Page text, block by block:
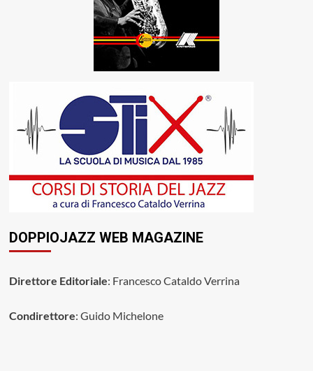
DOPPIOJAZZ WEB MAGAZINE
Direttore Editoriale: Francesco Cataldo Verrina
Condirettore: Guido Michelone